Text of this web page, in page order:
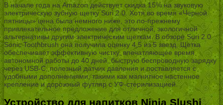
В начале года на Amazon действует скидка 15% на звуковую
электрическую зубную щетку Suri 2.0. Хотя во время «Черной
пятницы» цена была немного ниже, это по-прежнему
привлекательное предложение для отличной, экологичной
альтернативы другим электрическим щеткам. В обзоре Suri 2.0
Sonic Toothbrush она получила оценку 4,5 из 5 звезд. Щетка
обеспечивает эффективную чистку, впечатляющее время
автономной работы до 40 дней, быструю беспроводную зарядку
через USB-C, полезный датчик давления и поставляется с
удобными дополнениями, такими как магнитное настенное
крепление и дорожный футляр с УФ-стерилизацией.
Устройство для напитков Ninja Slushi